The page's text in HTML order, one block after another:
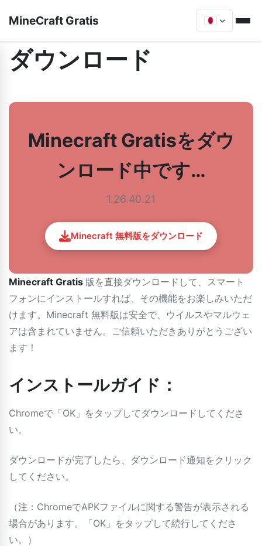
MineCraft Gratis
ダウンロード
Minecraft Gratisをダウ
ンロード中です…
1.26.40.21
Minecraft 無料版をダウンロード
Minecraft Gratis 版を直接ダウンロードして、スマート
フォンにインストールすれば、その機能をお楽しみいただ
けます。Minecraft 無料版は安全で、ウイルスやマルウェ
アは含まれていません。ご信頼いただきありがとうござい
ます！
インストールガイド：
Chromeで「OK」をタップしてダウンロードしてくださ
い。
ダウンロードが完了したら、ダウンロード通知をクリック
してください。
（注：ChromeでAPKファイルに関する警告が表示される
場合があります。「OK」をタップして続行してくださ
い。）